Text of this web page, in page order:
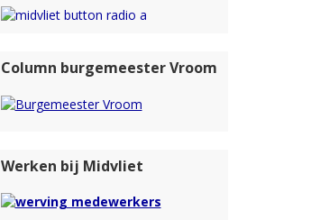
Column burgemeester Vroom
Werken bij Midvliet